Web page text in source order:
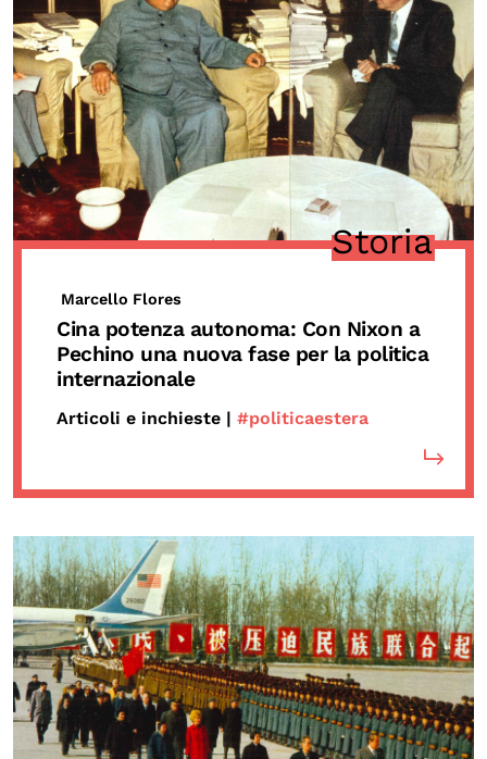
Storia
Marcello Flores
Cina potenza autonoma: Con Nixon a
Pechino una nuova fase per la politica
internazionale
Articoli e inchieste | #politicaestera